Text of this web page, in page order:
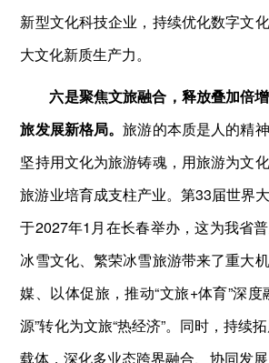
新型文化科技企业，持续优化数字文
大文化新质生产力。
六是聚焦文旅融合，释放叠加倍
旅发展新格局。旅游的本质是人的精
坚持用文化为旅游铸魂，用旅游为文
旅游业培育成支柱产业。第33届世界
于2027年1月在长春举办，这为我省
冰雪文化、繁荣冰雪旅游带来了重大
媒、以体促旅，推动“文旅+体育”深度
源”转化为文旅“热经济”。同时，持续
载体，深化多业态跨界融合、协同发